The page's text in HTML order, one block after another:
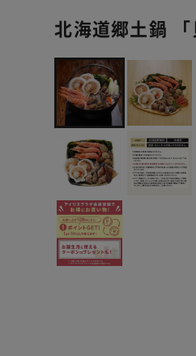
北海道郷土鍋